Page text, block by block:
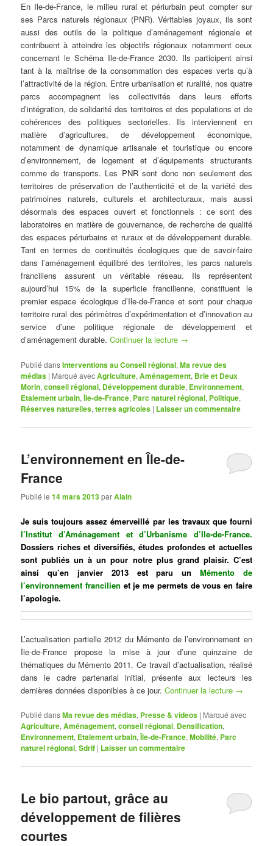
En Ile-de-France, le milieu rural et périurbain peut compter sur
ses Parcs naturels régionaux (PNR). Véritables joyaux, ils sont
aussi des outils de la politique d’aménagement régionale et
contribuent à atteindre les objectifs régionaux notamment ceux
concernant le Schéma Ile-de-France 2030. Ils participent ainsi
tant à la maîtrise de la consommation des espaces verts qu’à
l’attractivité de la région. Entre urbanisation et ruralité, nos quatre
parcs accompagnent les collectivités dans leurs efforts
d’intégration, de solidarité des territoires et des populations et de
cohérences des politiques sectorielles. Ils interviennent en
matière d’agricultures, de développement économique,
notamment de dynamique artisanale et touristique ou encore
d’environnement, de logement et d’équipements structurants
comme de transports. Les PNR sont donc non seulement des
territoires de préservation de l’authenticité et de la variété des
patrimoines naturels, culturels et architecturaux, mais aussi
désormais des espaces ouvert et fonctionnels : ce sont des
laboratoires en matière de gouvernance, de recherche de qualité
des espaces périurbains et ruraux et de développement durable.
Tant en termes de continuités écologiques que de savoir-faire
dans l’aménagement équilibré des territoires, les parcs naturels
franciliens assurent un véritable réseau. Ils représentent
aujourd’hui 15% de la superficie francilienne, constituent le
premier espace écologique d’Ile-de-France et sont pour chaque
territoire rural des périmètres d’expérimentation et d’innovation au
service d’une politique régionale de développement et
d’aménagement durable.Continuer la lecture →
Publié dansInterventions au Conseil régional,Ma revue des
médias | Marqué avecAgriculture,Aménagement, Brie et Deux
Morin,conseil régional, Développement durable, Environnement,
Etalement urbain,Île-de-France, Parc naturel régional, Politique,
Réserves naturelles,terres agricoles | Laisser un commentaire
L’environnement en Île-de-
France
Publié le14 mars 2013parAlain
Je suis toujours assez émerveillé par les travaux que fourni
l’Institut d’Aménagement et d’Urbanisme d’Ile-de-France.
Dossiers riches et diversifiés, études profondes et actuelles
sont publiés un à un pour notre plus grand plaisir. C’est
ainsi qu’en janvier 2013 est paru unMémento de
l’environnement francilien et je me permets de vous en faire
l’apologie.
L’actualisation partielle 2012 du Mémento de l’environnement en
Île-de-France propose la mise à jour d’une quinzaine de
thématiques du Mémento 2011. Ce travail d’actualisation, réalisé
dans le cadre partenarial initial, présente aux lecteurs les
dernières données disponibles à ce jour.Continuer la lecture →
Publié dansMa revue des médias, Presse & videos | Marqué avec
Agriculture,Aménagement,conseil régional, Densification,
Environnement, Etalement urbain,Île-de-France,Mobilité, Parc
naturel régional,Sdrif | Laisser un commentaire
Le bio partout, grâce au
développement de filières
courtes